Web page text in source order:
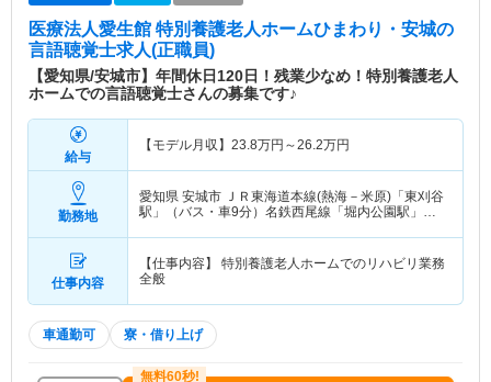
医療法人愛生館 特別養護老人ホームひまわり・安城の
言語聴覚士求人(正職員)
【愛知県/安城市】年間休日120日！残業少なめ！特別養護老人
ホームでの言語聴覚士さんの募集です♪
給与
【モデル月収】 23.8万円～26.2万円
勤務地
愛知県 安城市
ＪＲ東海道本線(熱海－米原)「東刈谷
駅」（バス・車9分）名鉄西尾線「堀内公園駅」
仕事内容
【仕事内容】 特別養護老人ホームでのリハビリ業務
全般
車通勤可 寮・借り上げ